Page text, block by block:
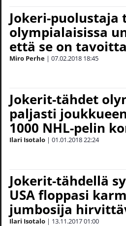
Jokeri-puolustaja
olympialaisissa
että se on
Miro Perhe | 07.02.2018 18:45
Jokerit-tähdet
paljasti
1000 NHL-pelin
Ilari Isotalo | 01.01.201822:24
Jokerit-tähdellä
USA floppasi
jumbosija
Ilari Isotalo | 13.11.201701:00